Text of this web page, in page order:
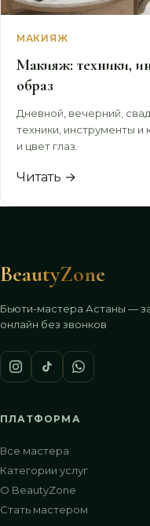
МАКИЯЖ
Макияж: техники,
образ
Дневной, вечерний,
техники, инструменты и
и цвет глаз.
Читать →
BeautyZone
Бьюти-мастера Астаны —
онлайн без звонков
ПЛАТФОРМА
Все мастера
Категории услуг
О BeautyZone
Стать мастером